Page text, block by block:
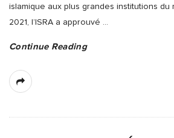
islamique aux plus grandes institutions du
2021, l’ISRA a approuvé
Continue Reading